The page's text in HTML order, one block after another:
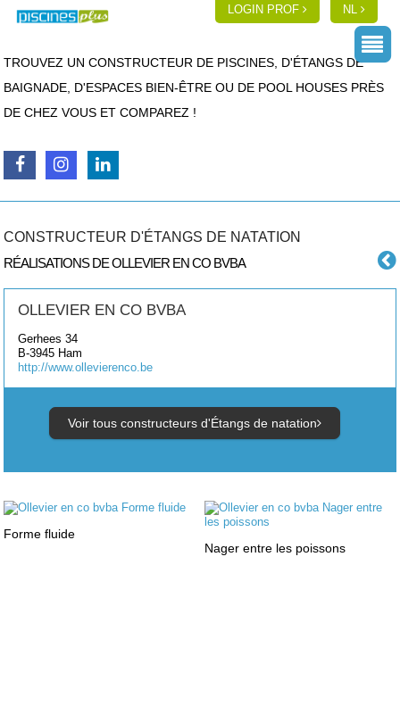
LOGIN PROF NL
TROUVEZ UN CONSTRUCTEUR DE PISCINES, D'ÉTANGS DE
BAIGNADE, D'ESPACES BIEN-ÊTRE OU DE POOL HOUSES PRÈS
DE CHEZ VOUS ET COMPAREZ !
CONSTRUCTEUR D'ÉTANGS DE NATATION
RÉALISATIONS DE OLLEVIER EN CO BVBA
OLLEVIER EN CO BVBA
Gerhees 34
B-3945 Ham
http://www.ollevierenco.be
Voir tous constructeurs d'Étangs de natation
Forme fluide
Nager entre les poissons